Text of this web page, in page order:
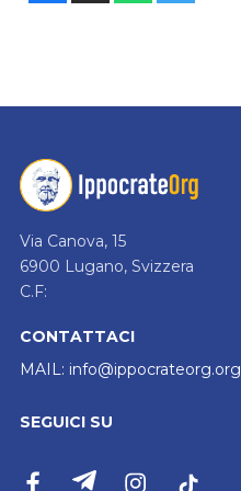
Via Canova, 15
6900 Lugano, Svizzera
C.F:
CONTATTACI
MAIL: info@ippocrateorg.org
SEGUICI SU